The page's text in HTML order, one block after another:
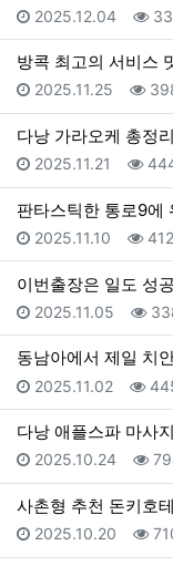
등록일
2025.12.04 조
방콕 최고의 서비스
등록일
2025.11.25 조
다낭 가라오케 총정
등록일
2025.11.21 조
판타스틱한 통로9에
등록일
2025.11.10 조
이번출장은 일도 성
등록일
2025.11.05 조
동남아에서 제일 치
등록일
2025.11.02 조
다낭 애플스파 마사
등록일
2025.10.24 조
사촌형 추천 돈키호
등록일
2025.10.20 조